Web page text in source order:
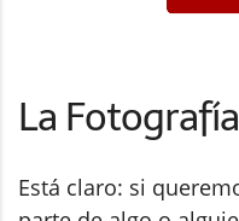
La
Está claro: si